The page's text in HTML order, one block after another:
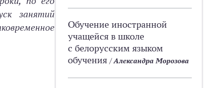
занятий
Обучение иностранной
учащейся в школе
с белорусским языком
обучения /Александра Морозова